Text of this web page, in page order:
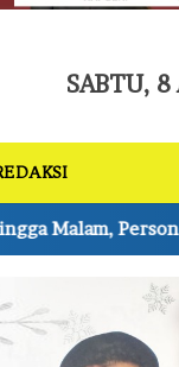
SABTU,
Inhil dan Warga